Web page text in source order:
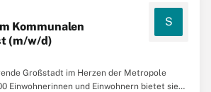
Kommunalen
(m/w/d)
S
Großstadt im Herzen der Metropole
Einwohnerinnen und Einwohnern bietet sie